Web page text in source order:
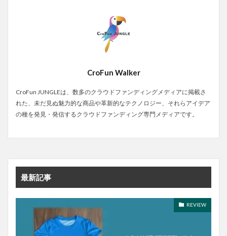
CroFun Walker
CroFun JUNGLEは、数多のクラウドファンディングメディアに掲載さ
れた、未だ見ぬ魅力的な商品や革新的なテクノロジー、それらアイデア
の種を発見・発信するクラウドファンディング専門メディアです。
最新記事
REVIEW